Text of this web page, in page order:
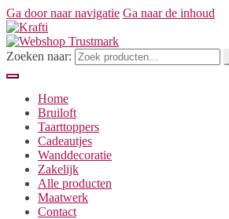
Ga door naar navigatie Ga naar de inhoud
Zoeken naar:
Home
Bruiloft
Taarttoppers
Cadeautjes
Wanddecoratie
Zakelijk
Alle producten
Maatwerk
Contact